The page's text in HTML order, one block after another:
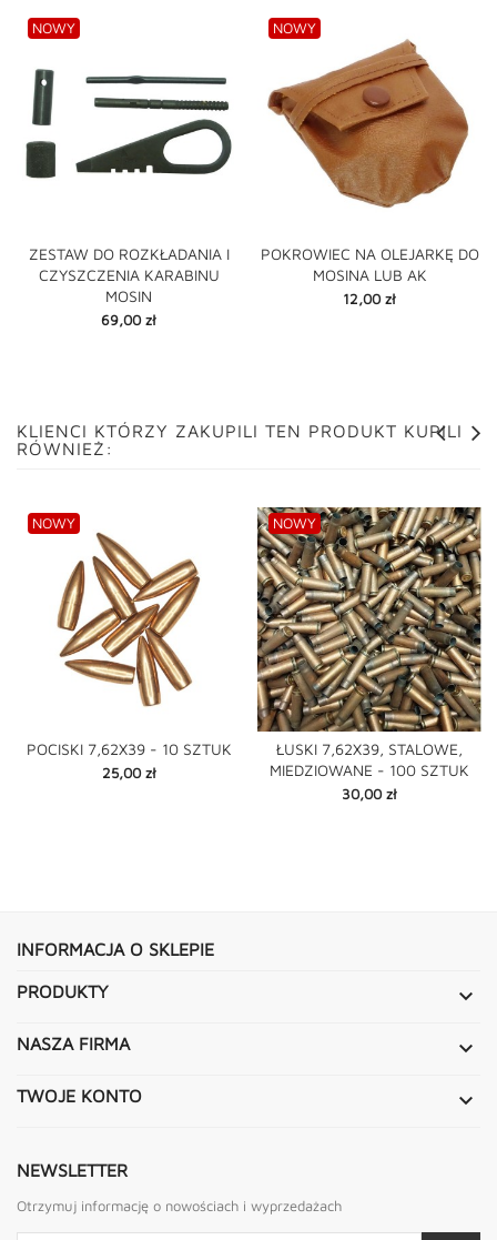
ZESTAW DO ROZKŁADANIA I
CZYSZCZENIA KARABINU
MOSIN
Cena
69,00 zł
NOWY
POKROWIEC NA OLEJARKĘ DO
MOSINA LUB AK
Cena
12,00 zł
NOWY
KLIENCI KTÓRZY ZAKUPILI TEN PRODUKT KUPILI
RÓWNIEŻ:
POCISKI 7,62X39 - 10 SZTUK
Cena
25,00 zł
NOWY
ŁUSKI 7,62X39, STALOWE,
MIEDZIOWANE - 100 SZTUK
Cena
30,00 zł
NOWY
INFORMACJA O SKLEPIE
PRODUKTY 
NASZA FIRMA 
TWOJE KONTO 
NEWSLETTER
Otrzymuj informację o nowościach i wyprzedażach